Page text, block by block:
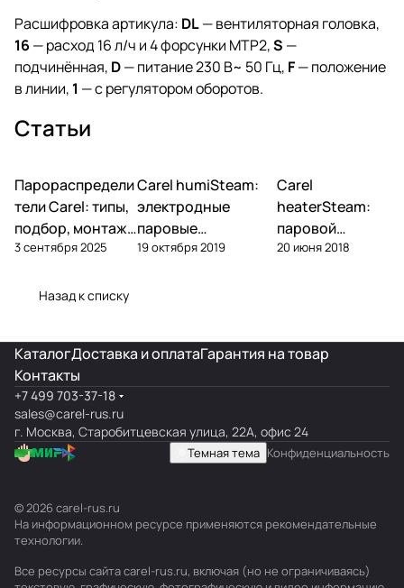
Расшифровка артикула: DL— вентиляторная головка,
16 — расход 16 л/ч и 4 форсунки MTP2,S —
подчинённая, D— питание 230 В~ 50 Гц, F— положение
в линии, 1 — с регулятором оборотов.
Статьи
Увлажнение
Парораспредели
тели Carel: типы,
подбор, монтаж
— DP, VRDXL,
3 сентября 2025
Увлажнение
Carel humiSteam:
электродные
паровые
увлажнители —
19 октября 2019
Увлажнение
Carel
heaterSteam:
паровой
увлажнитель с
20 июня 2018
Назад к списку
КаталогДоставка и оплатаГарантия на товар
Контакты
+7 499 703-37-18
sales@carel-rus.ru
г. Москва, Старобитцевская улица, 22А, офис 24
Темная тема Конфиденциальность
© 2026 carel-rus.ru
На информационном ресурсе применяются рекомендательные
технологии.
Все ресурсы сайта carel-rus.ru, включая (но не ограничиваясь)